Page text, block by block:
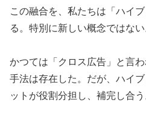
この融合を、私たちは「ハイ
る。特別に新しい概念ではない
かつては「クロス広告」と言
手法は存在した。だが、ハイ
ットが役割分担し、補完し合う